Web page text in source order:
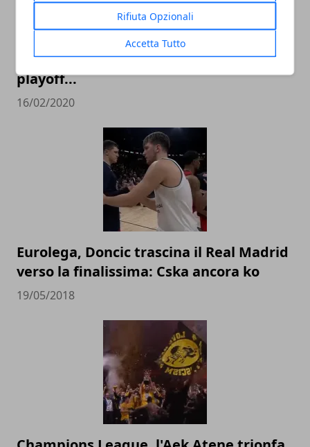
Rifiuta Opzionali
Accetta Tutto
Top 16 Eurolega 2020, guida alla 25°
giornata: l'Efes può allungare, e in zona
playoff...
16/02/2020
Eurolega, Doncic trascina il Real Madrid
verso la finalissima: Cska ancora ko
19/05/2018